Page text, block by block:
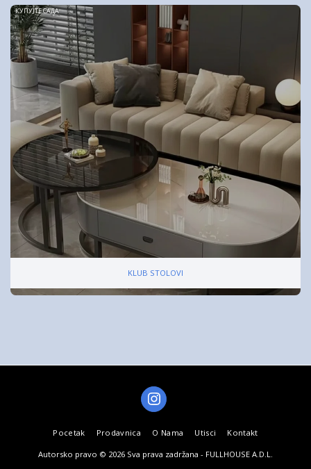
КУПУЈТЕ САДА
KLUB STOLOVI
Pocetak Prodavnica O Nama Utisci Kontakt
Autorsko pravo © 2026 Sva prava zadržana - FULLHOUSE A.D.L.